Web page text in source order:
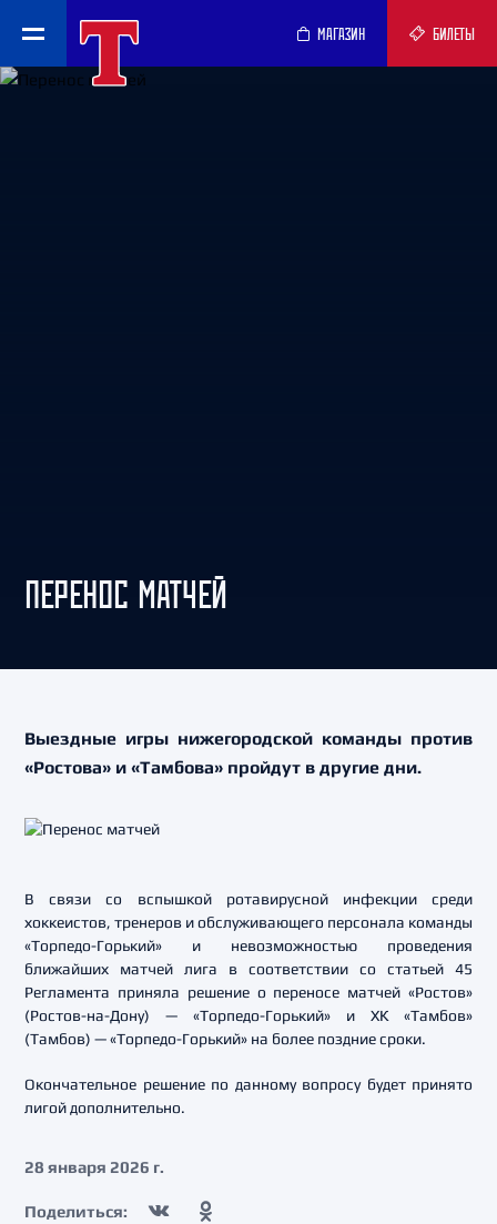
МАГАЗИН БИЛЕТЫ
ПЕРЕНОС МАТЧЕЙ
Выездные игры нижегородской команды против
«Ростова» и «Тамбова» пройдут в другие дни.
В связи со вспышкой ротавирусной инфекции среди
хоккеистов, тренеров и обслуживающего персонала команды
«Торпедо-Горький» и невозможностью проведения
ближайших матчей лига в соответствии со статьей 45
Регламента приняла решение о переносе матчей «Ростов»
(Ростов-на-Дону) — «Торпедо-Горький» и ХК «Тамбов»
(Тамбов) — «Торпедо-Горький» на более поздние сроки.
Окончательное решение по данному вопросу будет принято
лигой дополнительно.
28 января 2026 г.
Поделиться: